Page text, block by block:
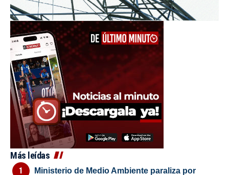
Más leídas
Ministerio de Medio Ambiente paraliza por